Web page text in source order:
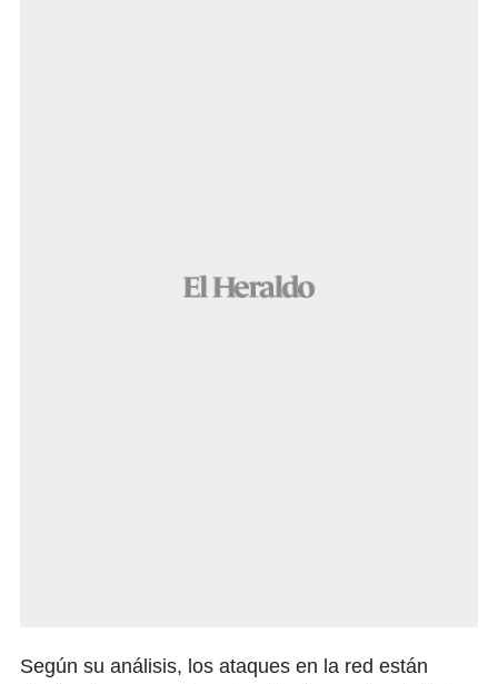
Según su análisis, los ataques en la red están